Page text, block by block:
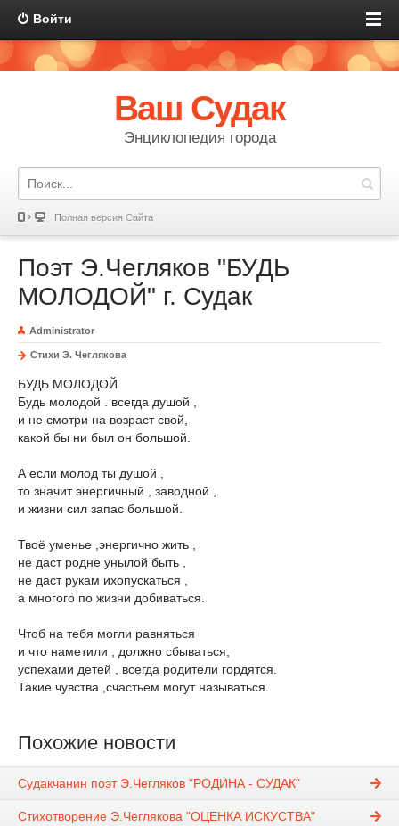
Войти
Ваш Судак
Энциклопедия города
Полная версия Сайта
Поэт Э.Чегляков "БУДЬ
МОЛОДОЙ" г. Судак
Administrator
Стихи Э. Чеглякова
БУДЬ МОЛОДОЙ
Будь молодой . всегда душой ,
и не смотри на возраст свой,
какой бы ни был он большой.
А если молод ты душой ,
то значит энергичный , заводной ,
и жизни сил запас большой.
Твоё уменье ,энергично жить ,
не даст родне унылой быть ,
не даст рукам ихопускаться ,
а многого по жизни добиваться.
Чтоб на тебя могли равняться
и что наметили , должно сбываться,
успехами детей , всегда родители гордятся.
Такие чувства ,счастьем могут называться.
Похожие новости
Судакчанин поэт Э.Чегляков "РОДИНА - СУДАК"
Стихотворение Э.Чеглякова "ОЦЕНКА ИСКУСТВА"